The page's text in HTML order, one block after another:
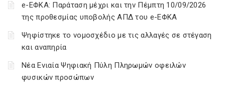
e-ΕΦΚΑ: Παράταση μέχρι και την Πέμπτη 10/09/2026
της προθεσμίας υποβολής ΑΠΔ του e-ΕΦΚΑ
Ψηφίστηκε το νομοσχέδιο με τις αλλαγές σε στέγαση
και αναπηρία
Νέα Ενιαία Ψηφιακή Πύλη Πληρωμών οφειλών
φυσικών προσώπων